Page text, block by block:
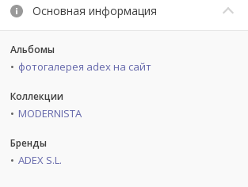
Основная информация
Альбомы
фотогалерея adex на сайт
Коллекции
MODERNISTA
Бренды
ADEX S.L.